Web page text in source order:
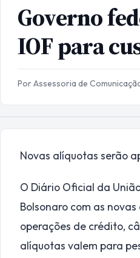
Governo
IOF para
Por Assessoria de
Novas alíquotas serão
O Diário Oficial da
Bolsonaro com as
operações de crédito,
alíquotas valem para